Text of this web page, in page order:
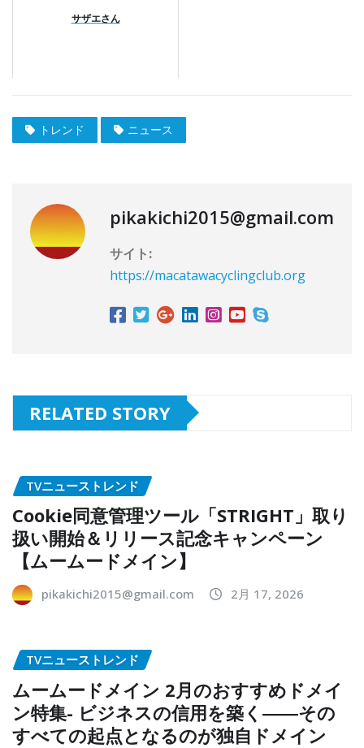
サザエさん
トレンド ニュース
pikakichi2015@gmail.com
サイト:
https://macatawacyclingclub.org
RELATED STORY
TVニューストレンド
Cookie同意管理ツール「STRIGHT」取り
扱い開始＆リリース記念キャンペーン
【ムームードメイン】
pikakichi2015@gmail.com 2月 17, 2026
TVニューストレンド
ムームードメイン 2月のおすすめドメイ
ン特集- ビジネスの信用を築く――その
すべての起点となるのが独自ドメイン